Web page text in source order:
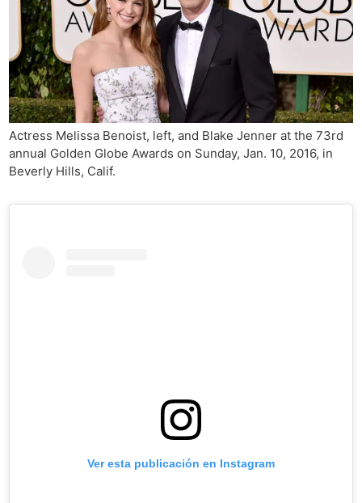
Actress Melissa Benoist, left, and Blake Jenner at the 73rd
annual Golden Globe Awards on Sunday, Jan. 10, 2016, in
Beverly Hills, Calif.
Ver esta publicación en Instagram